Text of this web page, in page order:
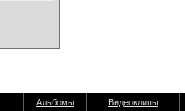
Альбомы Видеоклипы